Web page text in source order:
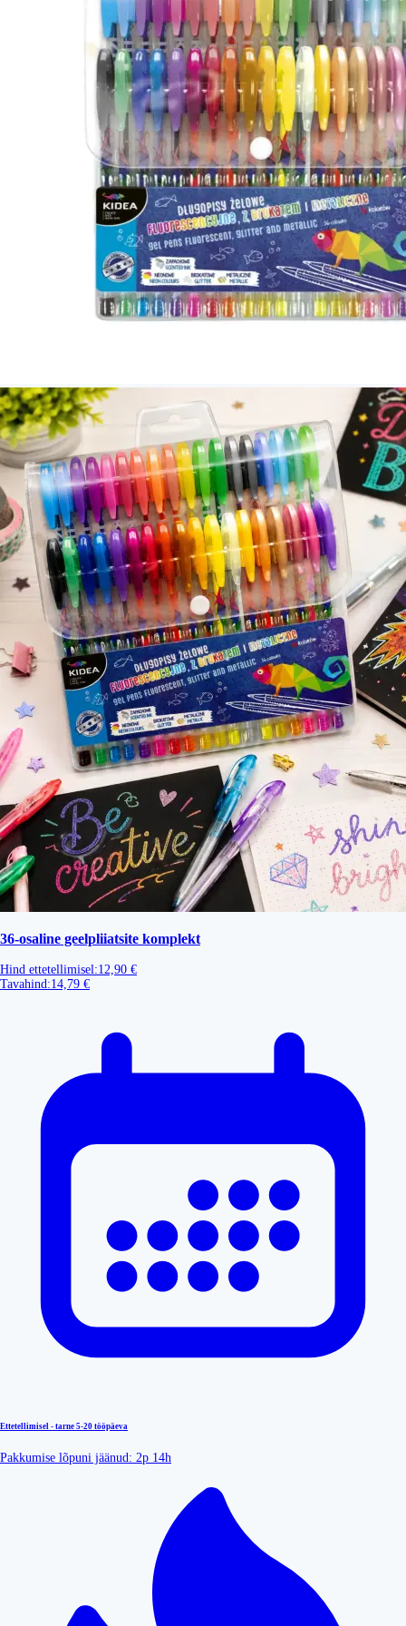
36-osaline geelpliiatsite komplekt
Hind ettetellimisel:12,90 €
Tavahind:14,79 €
Ettetellimisel - tarne 5-20 tööpäeva
Pakkumise lõpuni jäänud: 2p 14h